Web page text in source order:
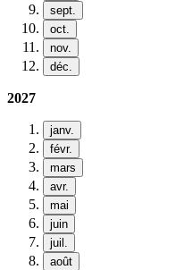
sept.
oct.
nov.
déc.
2027
janv.
févr.
mars
avr.
mai
juin
juil.
août